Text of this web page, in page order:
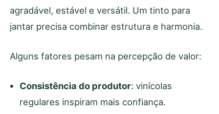
agradável, estável e versátil. Um tinto para
jantar precisa combinar estrutura e harmonia.
Alguns fatores pesam na percepção de valor:
Consistência do produtor: vinícolas
regulares inspiram mais confiança.